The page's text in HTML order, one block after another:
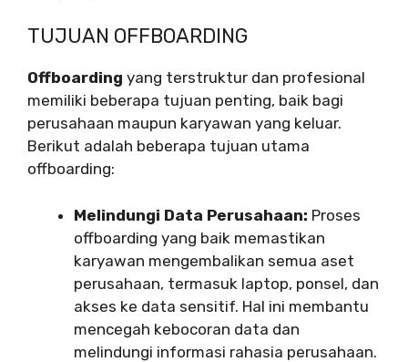
TUJUAN OFFBOARDING
Offboarding yang terstruktur dan profesional
memiliki beberapa tujuan penting, baik bagi
perusahaan maupun karyawan yang keluar.
Berikut adalah beberapa tujuan utama
offboarding:
Melindungi Data Perusahaan: Proses
offboarding yang baik memastikan
karyawan mengembalikan semua aset
perusahaan, termasuk laptop, ponsel, dan
akses ke data sensitif. Hal ini membantu
mencegah kebocoran data dan
melindungi informasi rahasia perusahaan.